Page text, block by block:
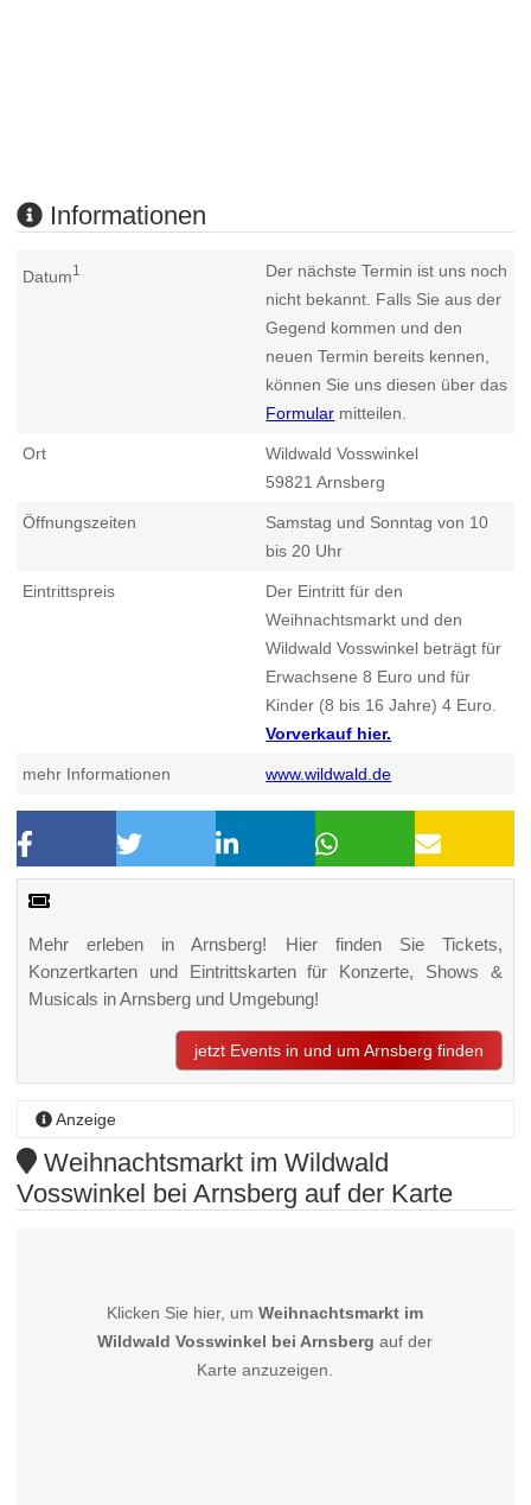
Informationen
Datum1
Der nächste Termin ist uns noch
nicht bekannt. Falls Sie aus der
Gegend kommen und den
neuen Termin bereits kennen,
können Sie uns diesen über das
Formular mitteilen.
Ort
Wildwald Vosswinkel
59821 Arnsberg
Öffnungszeiten
Samstag und Sonntag von 10
bis 20 Uhr
Eintrittspreis
Der Eintritt für den
Weihnachtsmarkt und den
Wildwald Vosswinkel beträgt für
Erwachsene 8 Euro und für
Kinder (8 bis 16 Jahre) 4 Euro.
Vorverkauf hier.
mehr Informationen www.wildwald.de
Mehr erleben in Arnsberg! Hier finden Sie Tickets,
Konzertkarten und Eintrittskarten für Konzerte, Shows &
Musicals in Arnsberg und Umgebung!
jetzt Events in und um Arnsberg finden
Anzeige
Weihnachtsmarkt im Wildwald
Vosswinkel bei Arnsberg auf der Karte
Klicken Sie hier, umWeihnachtsmarkt im
Wildwald Vosswinkel bei Arnsberg auf der
Karte anzuzeigen.